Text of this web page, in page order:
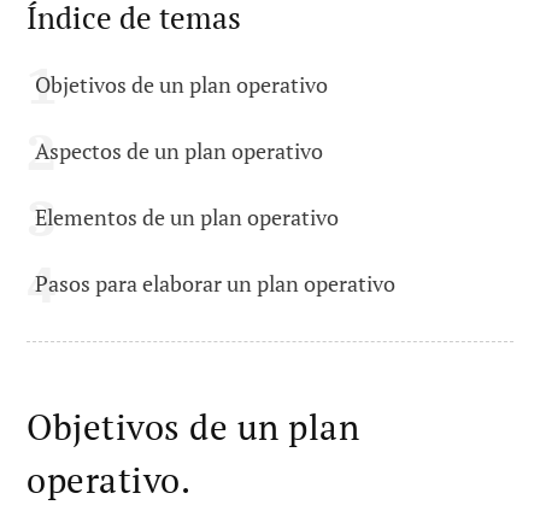
Índice de temas
Objetivos de un plan operativo
Aspectos de un plan operativo
Elementos de un plan operativo
Pasos para elaborar un plan operativo
Objetivos de un plan
operativo.